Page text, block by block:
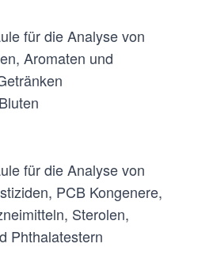
1,4-bis-
(Dimethylsiloxy)
phenylen-
Mid-
für die Analyse von
Aromaten und
für die Analyse von
PCB Kongenere,
Sterolen,
Phthalatestern